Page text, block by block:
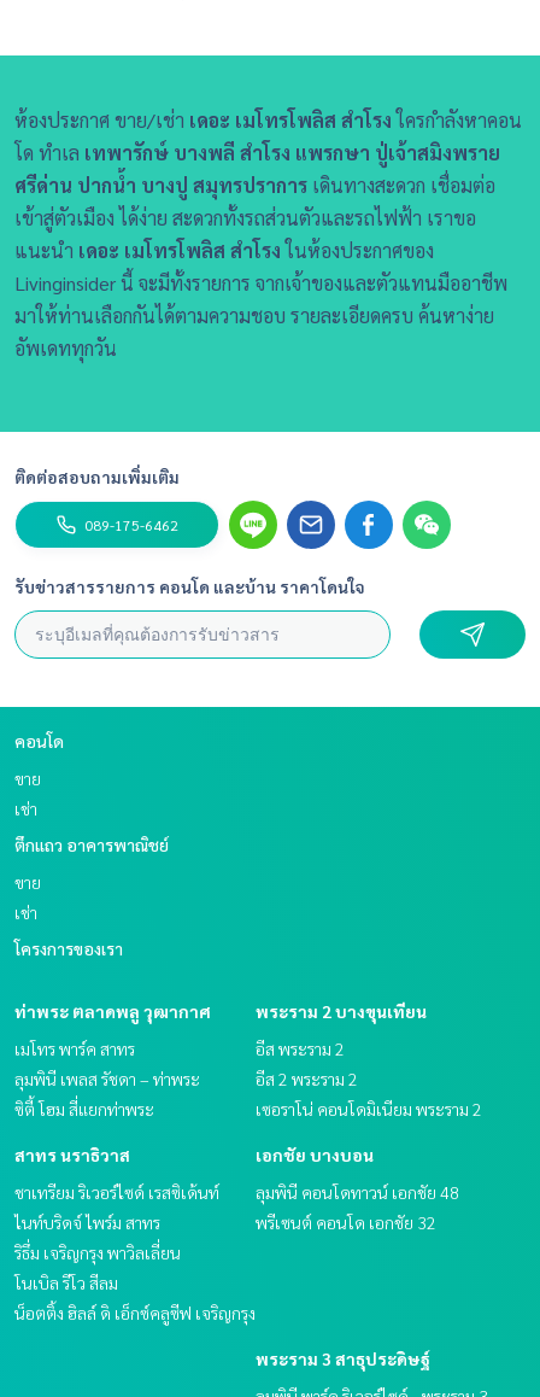
ห้องประกาศ ขาย/เช่า เดอะ เมโทรโพลิส สำโรงใครกำลังหาคอน
โด ทำเล เทพารักษ์ บางพลี สำโรง แพรกษา ปู่เจ้าสมิงพราย
ศรีด่าน ปากน้ำ บางปู สมุทรปราการ เดินทางสะดวก เชื่อมต่อ
เข้าสู่ตัวเมือง ได้ง่าย สะดวกทั้งรถส่วนตัวและรถไฟฟ้า เราขอ
แนะนำ เดอะ เมโทรโพลิส สำโรงในห้องประกาศของ
Livinginsider นี้ จะมีทั้งรายการ จากเจ้าของและตัวแทนมืออาชีพ
มาให้ท่านเลือกกันได้ตามความชอบ รายละเอียดครบ ค้นหาง่าย
อัพเดททุกวัน
ติดต่อสอบถามเพิ่มเติม
089-175-6462
รับข่าวสารรายการ คอนโด และบ้าน ราคาโดนใจ
คอนโด
ขาย
เช่า
ตึกแถว อาคารพาณิชย์
ขาย
เช่า
โครงการของเรา
ท่าพระ ตลาดพลู วุฒากาศ
เมโทร พาร์ค สาทร
ลุมพินี เพลส รัชดา – ท่าพระ
ซิตี้ โฮม สี่แยกท่าพระ
พระราม 2 บางขุนเทียน
อีส พระราม 2
อีส 2 พระราม 2
เซอราโน่ คอนโดมิเนียม พระราม 2
สาทร นราธิวาส
ชาเทรียม ริเวอร์ไซด์ เรสซิเด้นท์
ไนท์บริดจ์ ไพร์ม สาทร
ริธึ่ม เจริญกรุง พาวิลเลี่ยน
โนเบิล รีโว สีลม
น็อตติ้ง ฮิลล์ ดิ เอ็กซ์คลูซีฟ เจริญกรุง
เอกชัย บางบอน
ลุมพินี คอนโดทาวน์ เอกชัย 48
พรีเซนต์ คอนโด เอกชัย 32
พระราม 3 สาธุประดิษฐ์